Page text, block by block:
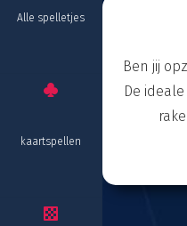
Alle spelletjes
kaartspellen
Ben jij
De